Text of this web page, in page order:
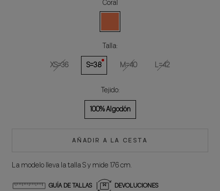
Coral
Talla:
XS=36
S=38 M=40 L=42
Tejido:
100% Algodón
AÑADIR A LA CESTA
La modelo lleva la talla S y mide 176 cm.
GUÍA DE TALLAS DEVOLUCIONES